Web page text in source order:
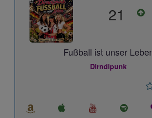
21
Fußball ist unser
Dirndlpunk